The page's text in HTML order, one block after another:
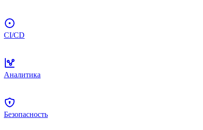
CI/CD
Аналитика
Безопасность